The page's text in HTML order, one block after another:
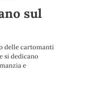
sul
delle cartomanti
si dedicano
e